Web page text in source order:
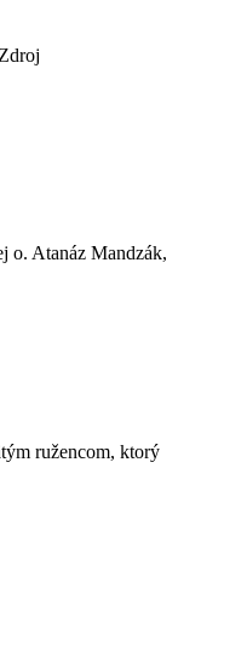
o. Atanáz Mandzák,
ružencom, ktorý